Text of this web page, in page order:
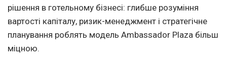
рішення в готельному бізнесі: глибше розуміння
вартості капіталу, ризик-менеджмент і стратегічне
планування роблять модель Ambassador Plaza більш
міцною.